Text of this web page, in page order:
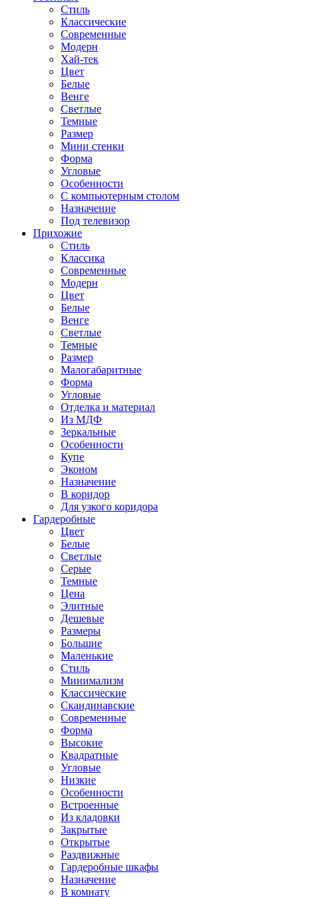
Стиль
Классические
Современные
Модерн
Хай-тек
Цвет
Белые
Венге
Светлые
Темные
Размер
Мини стенки
Форма
Угловые
Особенности
С компьютерным столом
Назначение
Под телевизор
Прихожие
Стиль
Классика
Современные
Модерн
Цвет
Белые
Венге
Светлые
Темные
Размер
Малогабаритные
Форма
Угловые
Отделка и материал
Из МДФ
Зеркальные
Особенности
Купе
Эконом
Назначение
В коридор
Для узкого коридора
Гардеробные
Цвет
Белые
Светлые
Серые
Темные
Цена
Элитные
Дешевые
Размеры
Большие
Маленькие
Стиль
Минимализм
Классические
Скандинавские
Современные
Форма
Высокие
Квадратные
Угловые
Низкие
Особенности
Встроенные
Из кладовки
Закрытые
Открытые
Раздвижные
Гардеробные шкафы
Назначение
В комнату